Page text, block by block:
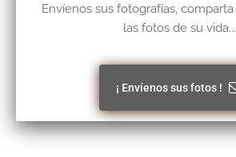
Envíenos sus fotografías,
las fotos de su vida...
¡ Envíenos sus fotos !